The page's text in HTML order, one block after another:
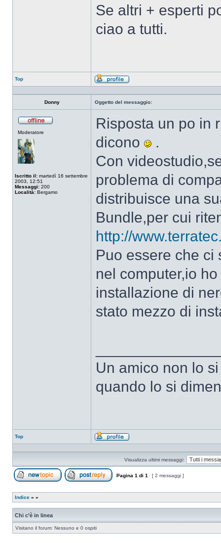
Se altri + esperti
ciao a tutti.
Top
Profilo
Donny Oggetto del messaggio:
Moderatore
Iscritto il: martedì 16 settembre
2003, 12:51
Messaggi: 200
Località: Bergamo
Risposta un po in
dicono
.
Con
problema di
distribuisce una
Bundle,per cui
http://
Puo essere che ci
nel computer,io
installazione di
stato mezzo di
Un amico non lo
quando lo si
Top
Profilo
Visualizza ultimi messaggi:
Pagina 1 di 1 [ 2 messaggi ]
Indice » »
Chi c’è in linea
Visitano il forum: Nessuno e 0 ospiti